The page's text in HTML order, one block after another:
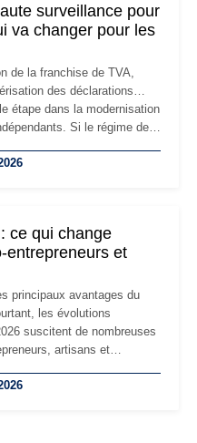
surveillance pour
va changer pour les
de la franchise de TVA,
des déclarations…
étape dans la modernisation
Si le régime de
à un environnement
ce qui change
entrepreneurs et
principaux avantages du
les évolutions
suscitent de nombreuses
artisans et
la TVA : les règles